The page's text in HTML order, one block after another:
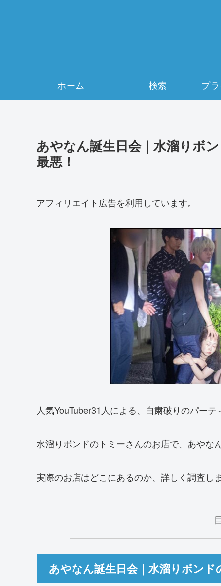
ホーム 検索
あやなん誕生日会｜水溜りボ
最悪！
アフィリエイト広告を利用しています。
人気YouTuber31人による、自粛破りのパー
水溜りボンドのトミーさんのお店で、あやな
実際のお店はどこにあるのか、詳しく調査し
あやなん誕生日会｜水溜りボンド